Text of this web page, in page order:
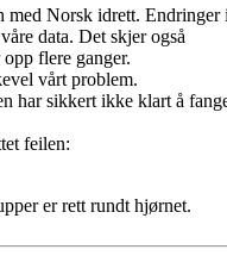
med Norsk idrett. Endringer
data. Det skjer også
flere ganger.
vårt problem.
har sikkert ikke klart å
feilen:
er rett rundt hjørnet.